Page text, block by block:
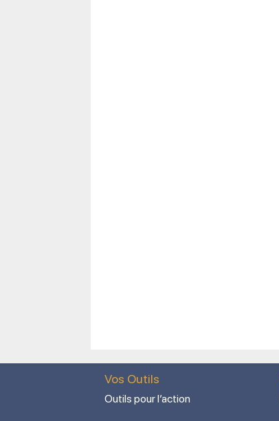
Vos Outils
Outils pour l’action